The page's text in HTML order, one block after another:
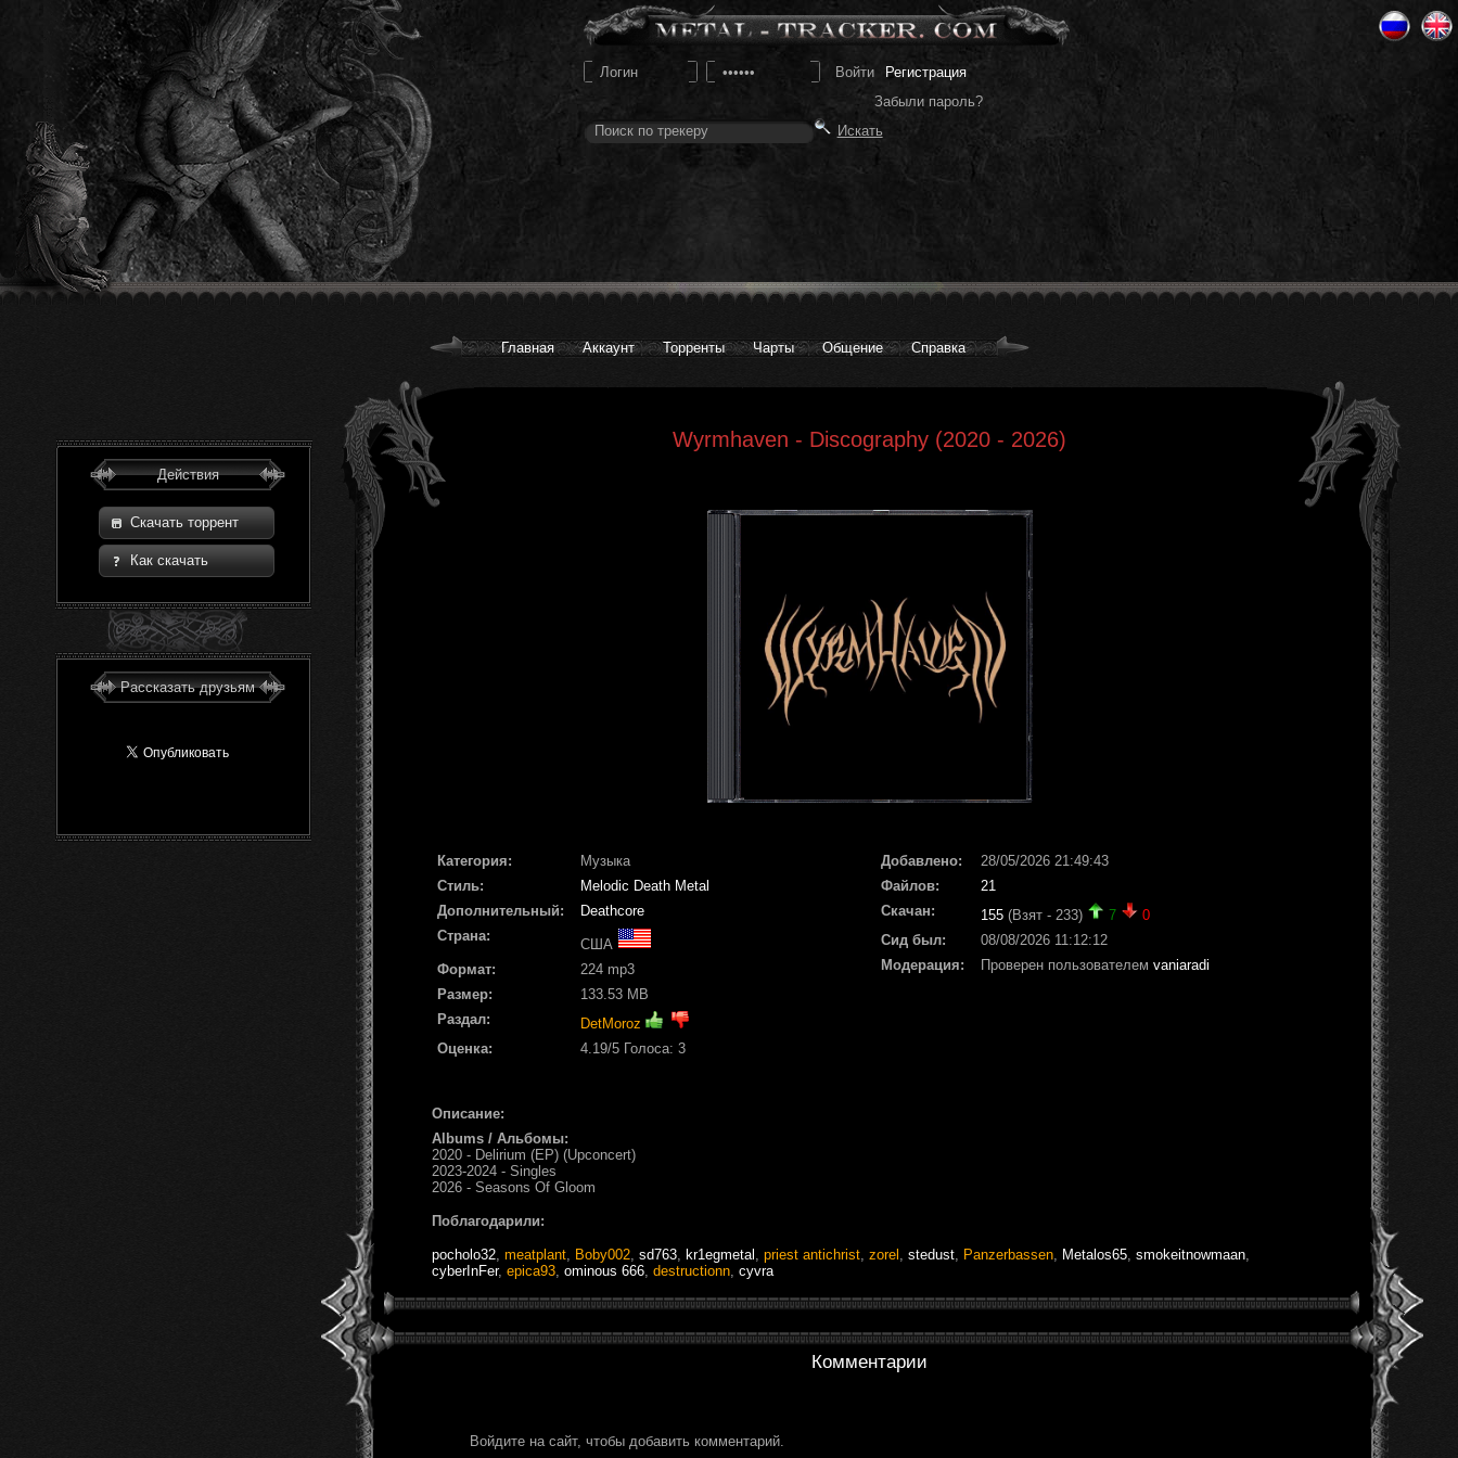
Регистрация
Забыли пароль?
Главная Аккаунт Торренты Чарты Общение Справка
Действия
Скачать торрент
Как скачать
Рассказать друзьям
Wyrmhaven - Discography (2020 - 2026)
Категория:
Музыка
Стиль:
Melodic Death Metal
Дополнительный:
Deathcore
Страна:
США
Формат:
224 mp3
Размер:
133.53 MB
Раздал:
DetMoroz
Оценка:
4.19/5 Голоса: 3
Добавлено:
28/05/2026 21:49:43
Файлов:
21
Скачан:
155 (Взят - 233) 7
0
Сид был:
08/08/2026 11:12:12
Модерация:
Проверен пользователем vaniaradi
Описание:
Albums / Альбомы:
2020 - Delirium (EP) (Upconcert)
2023-2024 - Singles
2026 - Seasons Of Gloom
Поблагодарили:
pocholo32 meatplant Boby002 sd763 kr1egmetal priest antichrist zorel stedust Panzerbassen Metalos65 smokeitnowmaan
cyberInFer, epica93 ominous 666 destructionn cyvra
Комментарии
Войдите на сайт, чтобы добавить комментарий.